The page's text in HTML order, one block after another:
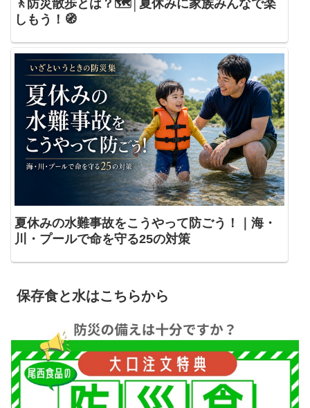
🚶防災散歩とは？🗺️│夏休みに家族みんなで楽
しもう！🧭
夏休みの水難事故をこうやって防ごう！｜海・
川・プールで命を守る25の対策
保存食と水はこちらから